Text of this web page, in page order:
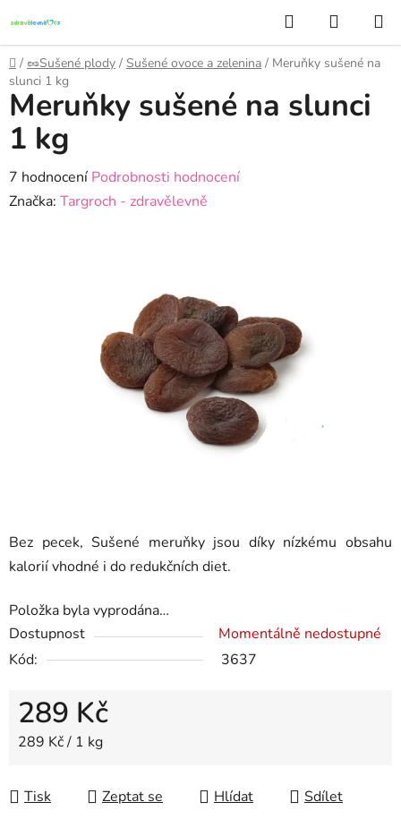
na
obsah
Hledat
KOŠÍK
Domů
/ 🥜Sušené plody / Sušené ovoce a zelenina / Meruňky sušené na
slunci 1 kg
Bez pecek, Sušené meruňky jsou díky nízkému obsahu
kalorií vhodné i do redukčních diet.
Položka byla vyprodána…
Dostupnost
Momentálně nedostupné
Kód:
3637
289 Kč
Měrná cena:
289 Kč / 1 kg
Tisk Zeptat se Hlídat Sdílet
Meruňky sušené na slunci
1 kg
Průměrné
hodnocení
7 hodnocení Podrobnosti hodnocení
Značka: Targroch - zdravělevně